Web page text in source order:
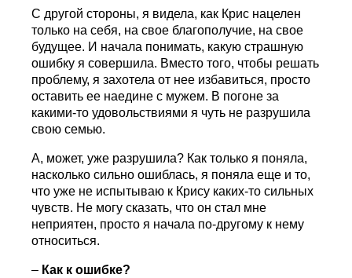
С другой стороны, я видела, как Крис нацелен
только на себя, на свое благополучие, на свое
будущее. И начала понимать, какую страшную
ошибку я совершила. Вместо того, чтобы решать
проблему, я захотела от нее избавиться, просто
оставить ее наедине с мужем. В погоне за
какими-то удовольствиями я чуть не разрушила
свою семью.
А, может, уже разрушила? Как только я поняла,
насколько сильно ошиблась, я поняла еще и то,
что уже не испытываю к Крису каких-то сильных
чувств. Не могу сказать, что он стал мне
неприятен, просто я начала по-другому к нему
относиться.
– Как к ошибке?